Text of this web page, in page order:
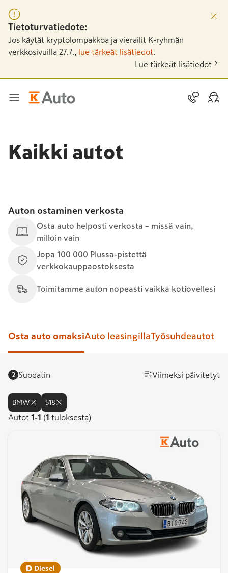
Tietoturvatiedote:
Jos käytät kryptolompakkoa ja vierailit K-ryhmän
verkkosivuilla 27.7.,
lue tärkeät lisätiedot
Lue tärkeät lisätiedot
Kaikki autot
Auton ostaminen verkosta
Osta auto helposti verkosta – missä vain,
milloin vain
Jopa 100 000 Plussa-pistettä
verkkokauppaostoksesta
Toimitamme auton nopeasti vaikka kotiovellesi
Osta auto omaksiAuto leasingillaTyösuhdeautot
2 Suodatin Viimeksi päivitetyt
BMW 518
Autot
yhteensä
Autot 1 -1 (1 tuloksesta)
Diesel